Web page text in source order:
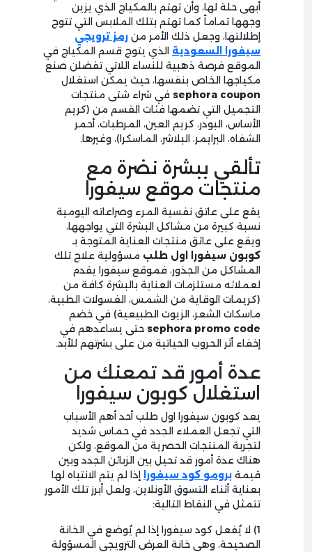
أبهى حلة لها، وأن تهتم بالمكياج الذي يزين
وجهها تماماً كما تهتم بتلك الملابس التي تتوج
إطلالتها، وجعل ذلك الأمر من رمز ترويجي
سيفورا السعودية الذي يتوج قسم المكياج في
الموقع فرصة ذهبية للنساء اللاتي تفضلن صنع
مكياجها الخاص بنفسها، حيث يمكن استغلال
sephora coupon في شراء شتى منتجات
التجميل التي تضمها فئات القسم من (كريم
الأساس، البودر، كريم العين، المرطبات، أحمر
الشفاه، البرايمر، البلاشر، الماسكرا)، وغيرها.
تألقي ببشرة نضرة مع
منتجات موقع سيفورا
يقع على عاتق نفسية المرء وصراعاته اليومية
نسبة كبيرة من مشاكل البشرة التي يواجهها،
ويقع على عاتق منتجات العناية المتوجة بـ
كوبون سيفورا اول طلب مسؤولية علاج تلك
المشاكل من الجذور، فموقع سيفورا يقدم
لعملائه مستلزمات العناية بالبشرة كافة من
(كريمات الوقاية من الشمس، الغسولات الطبية،
ماسكات الشعر، الزيوت الطبيعية) في خضم
sephora promo code حتى يساعدهم في
إخفاء أثر الحروب الحياتية من على بشرتهم للأبد.
عدة أمور قد تمعنك من
استغلال كوبون سيفورا
يعد كوبون سيفورا اول طلب أحد أهم الأسباب
التي تجعل العملاء الجدد في حماس شديد
لتجربة المنتجات الحصرية من الموقع، ولكن
هناك عدة أمور قد تحيل بين الزبائن الجدد وبين
قيمة برومو كود سيفورا إذا لم يتم الانتباه لها
بعناية أثناء التسوق الأونلاين، ولعل أبرز تلك الأمور
تتمثل في النقاط التالية:
1) لا يُفعل كود سيفورا إذا لم يُوضع في الخانة
الصحيحة، وهي خانة العرض الترويجي المسؤولة